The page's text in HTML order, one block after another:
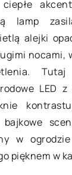
lamp
alejki
nocami,
LED z
w
pięknem w